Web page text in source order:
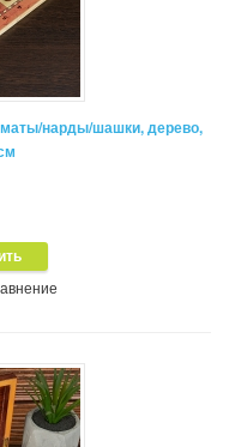
нарды/шашки, дерево,